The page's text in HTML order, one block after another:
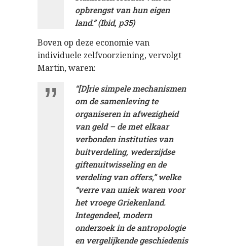
opbrengst van hun eigen
land.” (Ibid, p35)
Boven op deze economie van
individuele zelfvoorziening, vervolgt
Martin, waren:
“[D]rie simpele mechanismen
om de samenleving te
organiseren in afwezigheid
van geld – de met elkaar
verbonden instituties van
buitverdeling, wederzijdse
giftenuitwisseling en de
verdeling van offers,” welke
“verre van uniek waren voor
het vroege Griekenland.
Integendeel, modern
onderzoek in de antropologie
en vergelijkende geschiedenis